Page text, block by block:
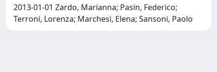
2013-01-01 Zardo, Marianna; Pasin, Federico;
Terroni, Lorenza; Marchesi, Elena; Sansoni, Paolo